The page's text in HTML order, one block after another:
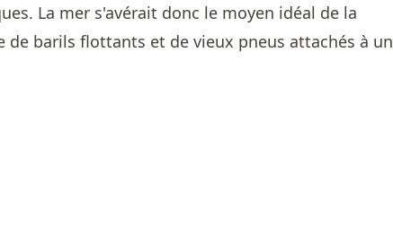
La mer s'avérait donc le moyen idéal de la
de barils flottants et de vieux pneus attachés à un